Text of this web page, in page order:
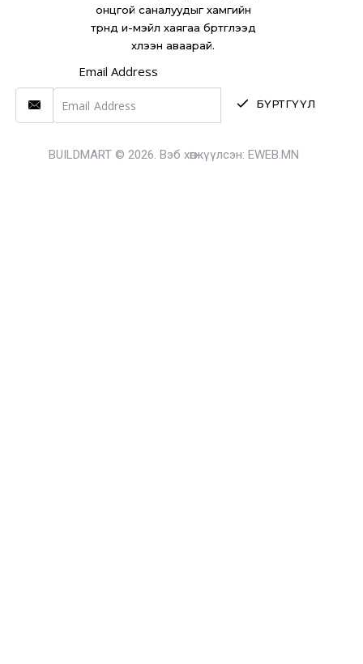
онцгой саналуудыг хамгийн
түрүүнд и-мэйл хаягаа бүртгүүлээд
хүлээн аваарай.
Email Address
БҮРТГҮҮЛ
BUILDMART © 2026. Вэб хөгжүүлсэн: EWEB.MN